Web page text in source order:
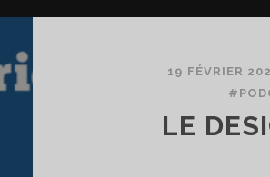
19 FÉVRIER
LE